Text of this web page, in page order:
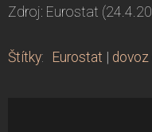
Zdroj: Eurostat
Štítky: Eurostat dovoz